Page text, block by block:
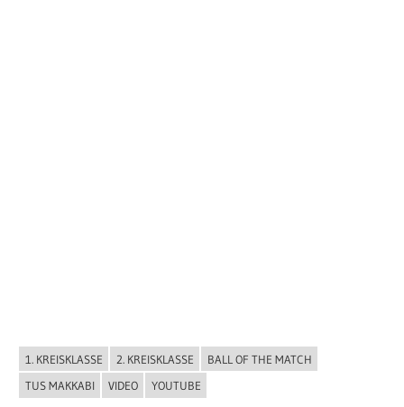
ALLGEMEIN
1. KREISKLASSE 2. KREISKLASSE
BALL OF THE MATCH
TUS MAKKABI
VIDEO YOUTUBE